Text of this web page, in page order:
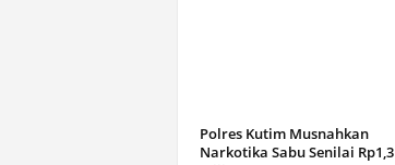
Polres Kutim Musnahkan
Narkotika Sabu Senilai Rp1,3